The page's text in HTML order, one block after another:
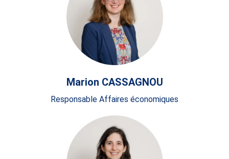
Marion CASSAGNOU
Responsable Affaires économiques